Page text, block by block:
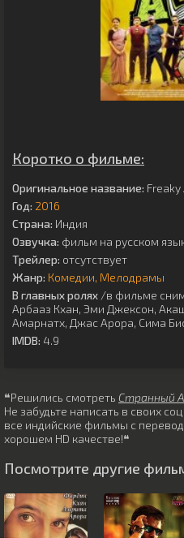
Коротко о фильме:
Оригинальное название: Freaky
Год: 2016
Страна: Индия
Озвучка: фильм на русском
Трейлер: отсутствует
Жанр: Комедии Мелодрамы
В главных ролях /в фильме
Арбааз Кхан, Эми Джексон,
Амарнатх, Джас Арора, Сима
IMDB: 4.9
❝Решились смотреть Странный
Не забудьте написать в своих
все индийские фильмы с
хорошем HD качестве!❝
Посмотрите другие